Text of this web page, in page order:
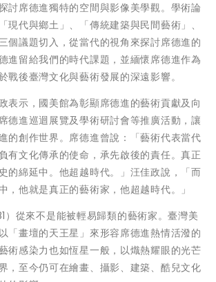
討席德進獨特的空間與影像美學觀。學術論
現代與鄉土」、「傳統建築與民間藝術」、
個議題切入，從當代的視角來探討席德進的
進留給我們的時代課題，並緬懷席德進作為
戰後臺灣文化與藝術發展的深遠影響。
表示，國美館為彰顯席德進的藝術貢獻及向
德進巡迴展覽及學術研討會等推廣活動，讓
的創作世界。席德進曾說：「藝術代表當代
有文化傳承的使命，承先啟後的責任。真正
的綿延中。他超越時代。」汪佳政說，「而
，他就是真正的藝術家，他超越時代。」
）從來不是能被輕易歸類的藝術家。臺灣美
「畫壇的天王星」來形容席德進熱情活潑的
術感染力也如恆星一般，以熾熱耀眼的光芒
，至今仍可在繪畫、攝影、建築、酷兒文化